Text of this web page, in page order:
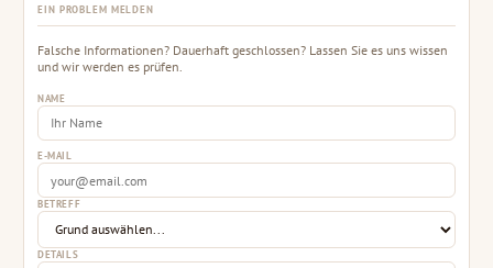
EIN PROBLEM MELDEN
Falsche Informationen? Dauerhaft geschlossen? Lassen Sie es uns wissen
und wir werden es prüfen.
NAME
E-MAIL
BETREFF
DETAILS